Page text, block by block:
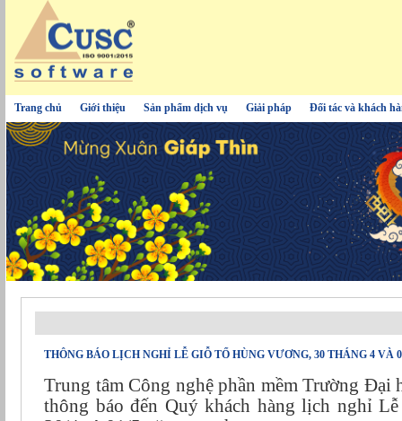
Trang chủ Giới thiệu Sản phẩm dịch vụ Giải pháp Đối tác và khách
THÔNG BÁO LỊCH NGHỈ LỄ GIỖ TỔ HÙNG VƯƠNG, 30 THÁNG 4 VÀ
Trung tâm Công nghệ phần mềm Trường Đại
thông báo đến Quý khách hàng lịch nghỉ